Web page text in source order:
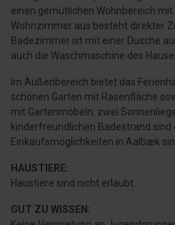
einen gemütlichen Wohnbereich mit
Wohnzimmer aus besteht direkter
Badezimmer ist mit einer Dusche
auch die Waschmaschine des
Im Außenbereich bietet das
schönen Garten mit Rasenfläche
mit Gartenmöbeln, zwei
kinderfreundlichen Badestrand sind
Einkaufsmöglichkeiten in Aalbæk
HAUSTIERE:
Haustiere sind nicht erlaubt.
GUT ZU WISSEN: